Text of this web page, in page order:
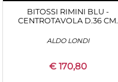
BITOSSI RIMINI BLU -
CENTROTAVOLA D.36 CM.
ALDO LONDI
€ 170,80